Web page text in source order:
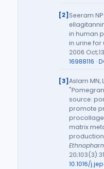
Seeram
in human
in urine for
2006
16988116 ·
Aslam MN,
source:
promote
matrix
production
10.1016/